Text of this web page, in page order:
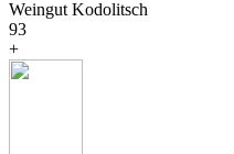
Weingut Kodolitsch
93
+